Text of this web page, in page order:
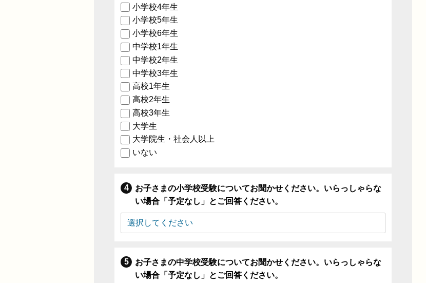
小学校4年生
小学校5年生
小学校6年生
中学校1年生
中学校2年生
中学校3年生
高校1年生
高校2年生
高校3年生
大学生
大学院生・社会人以上
いない
お子さまの小学校受験についてお聞かせください。いらっしゃらな
い場合「予定なし」とご回答ください。
お子さまの中学校受験についてお聞かせください。いらっしゃらな
い場合「予定なし」とご回答ください。